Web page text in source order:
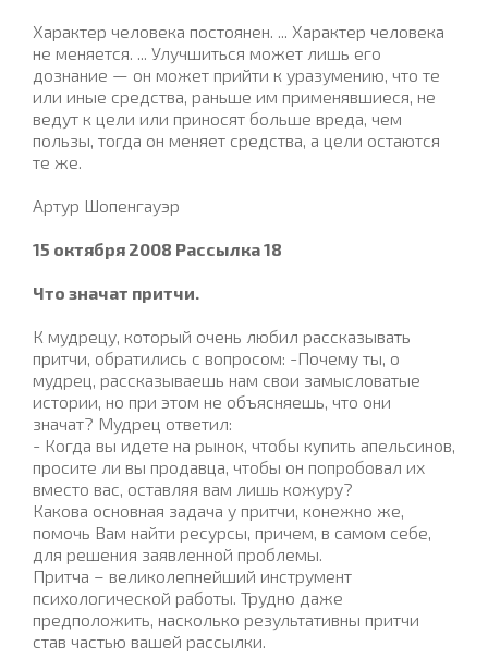
Характер человека постоянен. ... Характер человека
не меняется. ... Улучшиться может лишь его
дознание — он может прийти к уразумению, что те
или иные средства, раньше им применявшиеся, не
ведут к цели или приносят больше вреда, чем
пользы, тогда он меняет средства, а цели остаются
те же.
Артур Шопенгауэр
15 октября 2008 Рассылка 18
Что значат притчи.
К мудрецу, который очень любил рассказывать
притчи, обратились с вопросом: -Почему ты, о
мудрец, рассказываешь нам свои замысловатые
истории, но при этом не объясняешь, что они
значат? Мудрец ответил:
- Когда вы идете на рынок, чтобы купить апельсинов,
просите ли вы продавца, чтобы он попробовал их
вместо вас, оставляя вам лишь кожуру?
Какова основная задача у притчи, конежно же,
помочь Вам найти ресурсы, причем, в самом себе,
для решения заявленной проблемы.
Притча – великолепнейший инструмент
психологической работы. Трудно даже
предположить, насколько результативны притчи
став частью вашей рассылки.